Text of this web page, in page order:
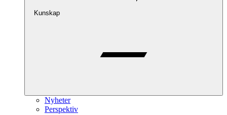
Kunskap
Nyheter
Perspektiv